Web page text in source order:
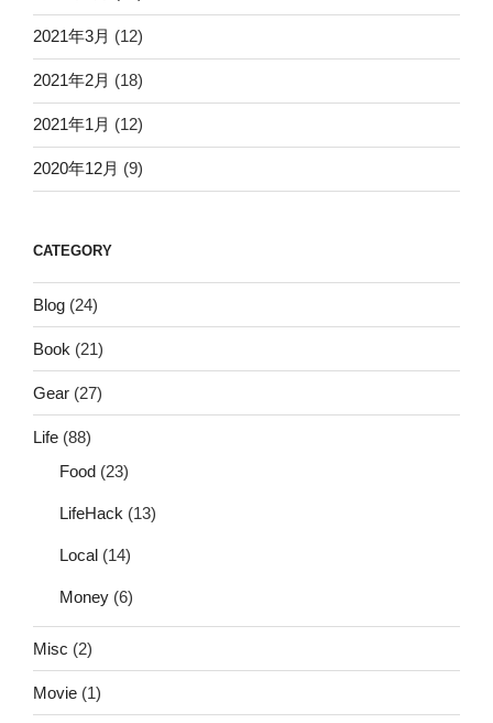
2021年3月 (12)
2021年2月 (18)
2021年1月 (12)
2020年12月 (9)
CATEGORY
Blog (24)
Book (21)
Gear (27)
Life (88)
Food (23)
LifeHack (13)
Local (14)
Money (6)
Misc (2)
Movie (1)